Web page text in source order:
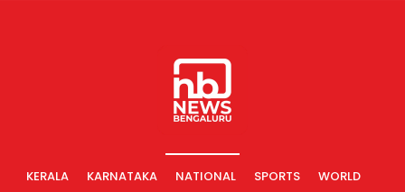
KERALA KARNATAKA NATIONAL SPORTS
WORLD